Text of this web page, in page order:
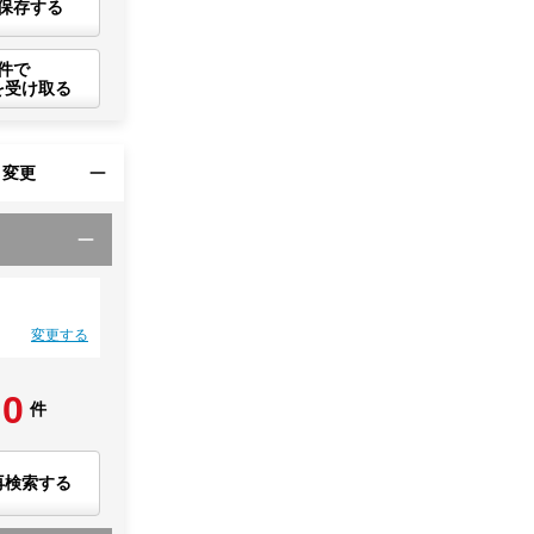
存する
で
受け取る
更
変更する
0 件
検索する